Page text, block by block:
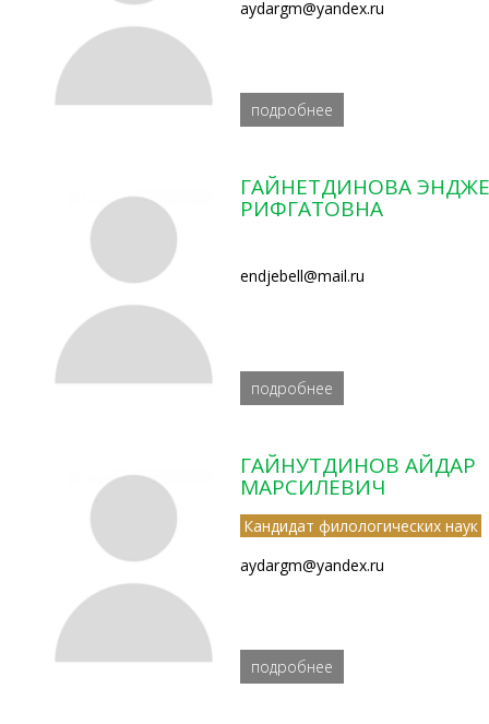
aydargm@yandex.ru
подробнее
ГАЙНЕТДИНОВА ЭНДЖЕ
РИФГАТОВНА
endjebell@mail.ru
подробнее
ГАЙНУТДИНОВ АЙДАР
МАРСИЛЕВИЧ
Кандидат филологических наук
aydargm@yandex.ru
подробнее